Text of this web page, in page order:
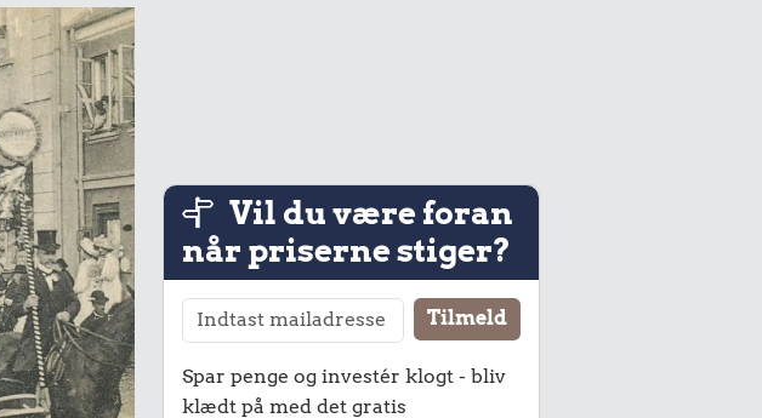
Vil du være foran
når priserne stiger?
Spar penge og investér klogt - bliv
klædt på med det gratis